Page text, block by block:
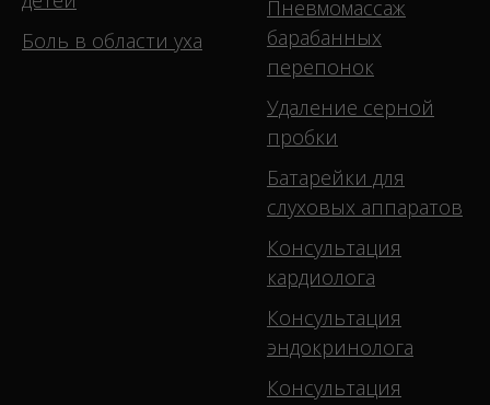
Боль в области уха
Пневмомассаж
барабанных
перепонок
Удаление серной
пробки
Батарейки для
слуховых аппаратов
Консультация
кардиолога
Консультация
эндокринолога
Консультация